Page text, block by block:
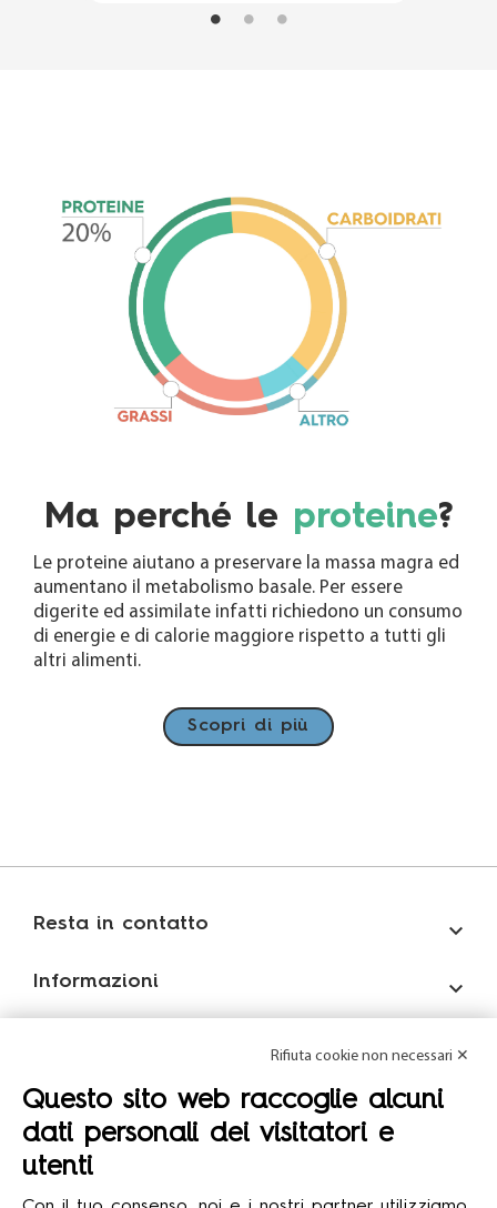
Ma perché le proteine?
Le proteine aiutano a preservare la massa magra ed
aumentano il metabolismo basale. Per essere
digerite ed assimilate infatti richiedono un consumo
di energie e di calorie maggiore rispetto a tutti gli
altri alimenti.
Scopri di più
Resta in contatto 
Informazioni 

Mondo Formula12 
© 2026 Formula12 S.r.l.
Rifiuta cookie non necessari ✕
Questo sito web raccoglie alcuni
dati personali dei visitatori e
utenti